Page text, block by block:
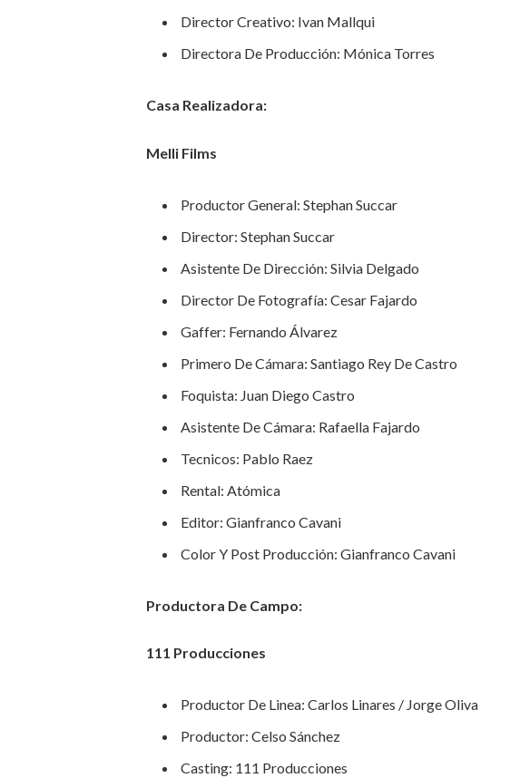
Director Creativo: Ivan Mallqui
Directora De Producción: Mónica Torres
Casa Realizadora:
Melli Films
Productor General: Stephan Succar
Director: Stephan Succar
Asistente De Dirección: Silvia Delgado
Director De Fotografía: Cesar Fajardo
Gaffer: Fernando Álvarez
Primero De Cámara: Santiago Rey De Castro
Foquista: Juan Diego Castro
Asistente De Cámara: Rafaella Fajardo
Tecnicos: Pablo Raez
Rental: Atómica
Editor: Gianfranco Cavani
Color Y Post Producción: Gianfranco Cavani
Productora De Campo:
111 Producciones
Productor De Linea: Carlos Linares / Jorge Oliva
Productor: Celso Sánchez
Casting: 111 Producciones